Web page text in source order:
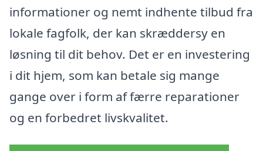
informationer og nemt indhente tilbud fra
lokale fagfolk, der kan skræddersy en
løsning til dit behov. Det er en investering
i dit hjem, som kan betale sig mange
gange over i form af færre reparationer
og en forbedret livskvalitet.